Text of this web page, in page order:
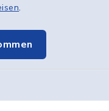
.